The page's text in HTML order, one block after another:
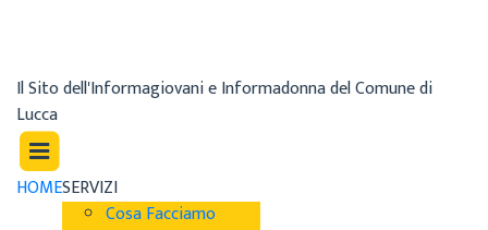
Il Sito dell'Informagiovani e Informadonna del Comune di
Lucca
HOMESERVIZI
Cosa Facciamo